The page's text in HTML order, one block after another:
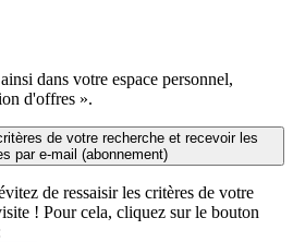
dans votre espace personnel,
d'offres ».
de votre recherche et recevoir les
par e-mail (abonnement)
de ressaisir les critères de votre
! Pour cela, cliquez sur le bouton